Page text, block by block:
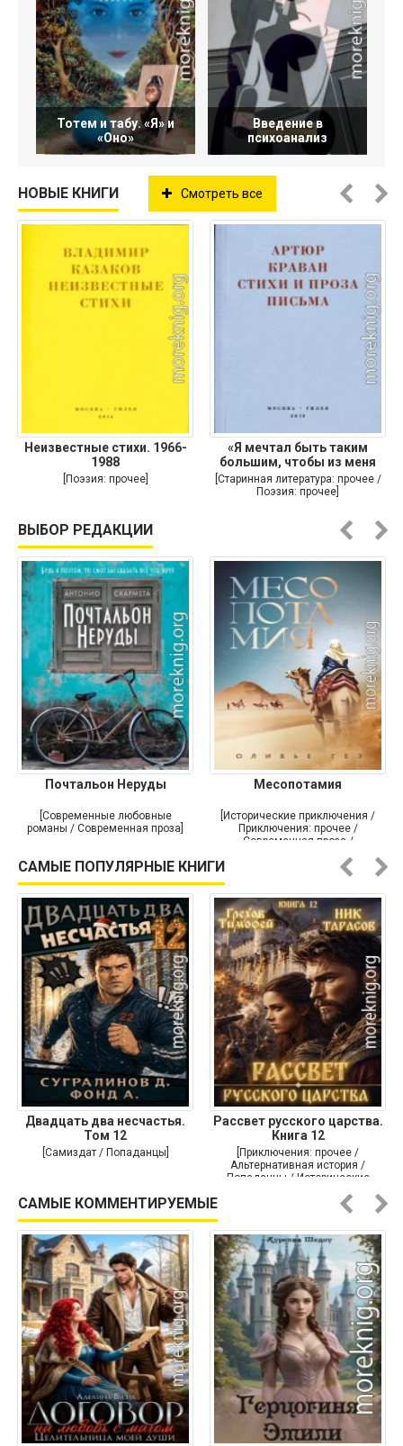
Тотем и табу. «Я» и
«Оно»
Введение в
психоанализ
НОВЫЕ КНИГИ Смотреть все
Неизвестные стихи. 1966-
1988
[Поэзия: прочее]
«Я мечтал быть таким
большим, чтобы из меня
[Старинная литература: прочее /
Поэзия: прочее]
ВЫБОР РЕДАКЦИИ
Почтальон Неруды
[Современные любовные
романы / Современная проза]
Месопотамия
[Исторические приключения /
Приключения: прочее /
Современная проза /
САМЫЕ ПОПУЛЯРНЫЕ КНИГИ
Двадцать два несчастья.
Том 12
[Самиздат / Попаданцы]
Рассвет русского царства.
Книга 12
[Приключения: прочее /
Альтернативная история /
Попаданцы / Исторические
САМЫЕ КОММЕНТИРУЕМЫЕ